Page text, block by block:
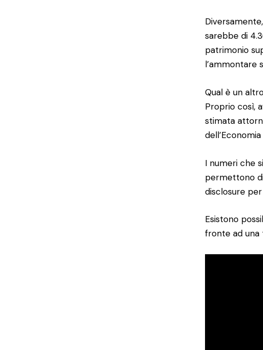
sarebbe di
patrimonio
l’ammontare
Qual è un
Proprio così,
stimata
I numeri che
permettono
disclosure
Esistono
fronte ad una